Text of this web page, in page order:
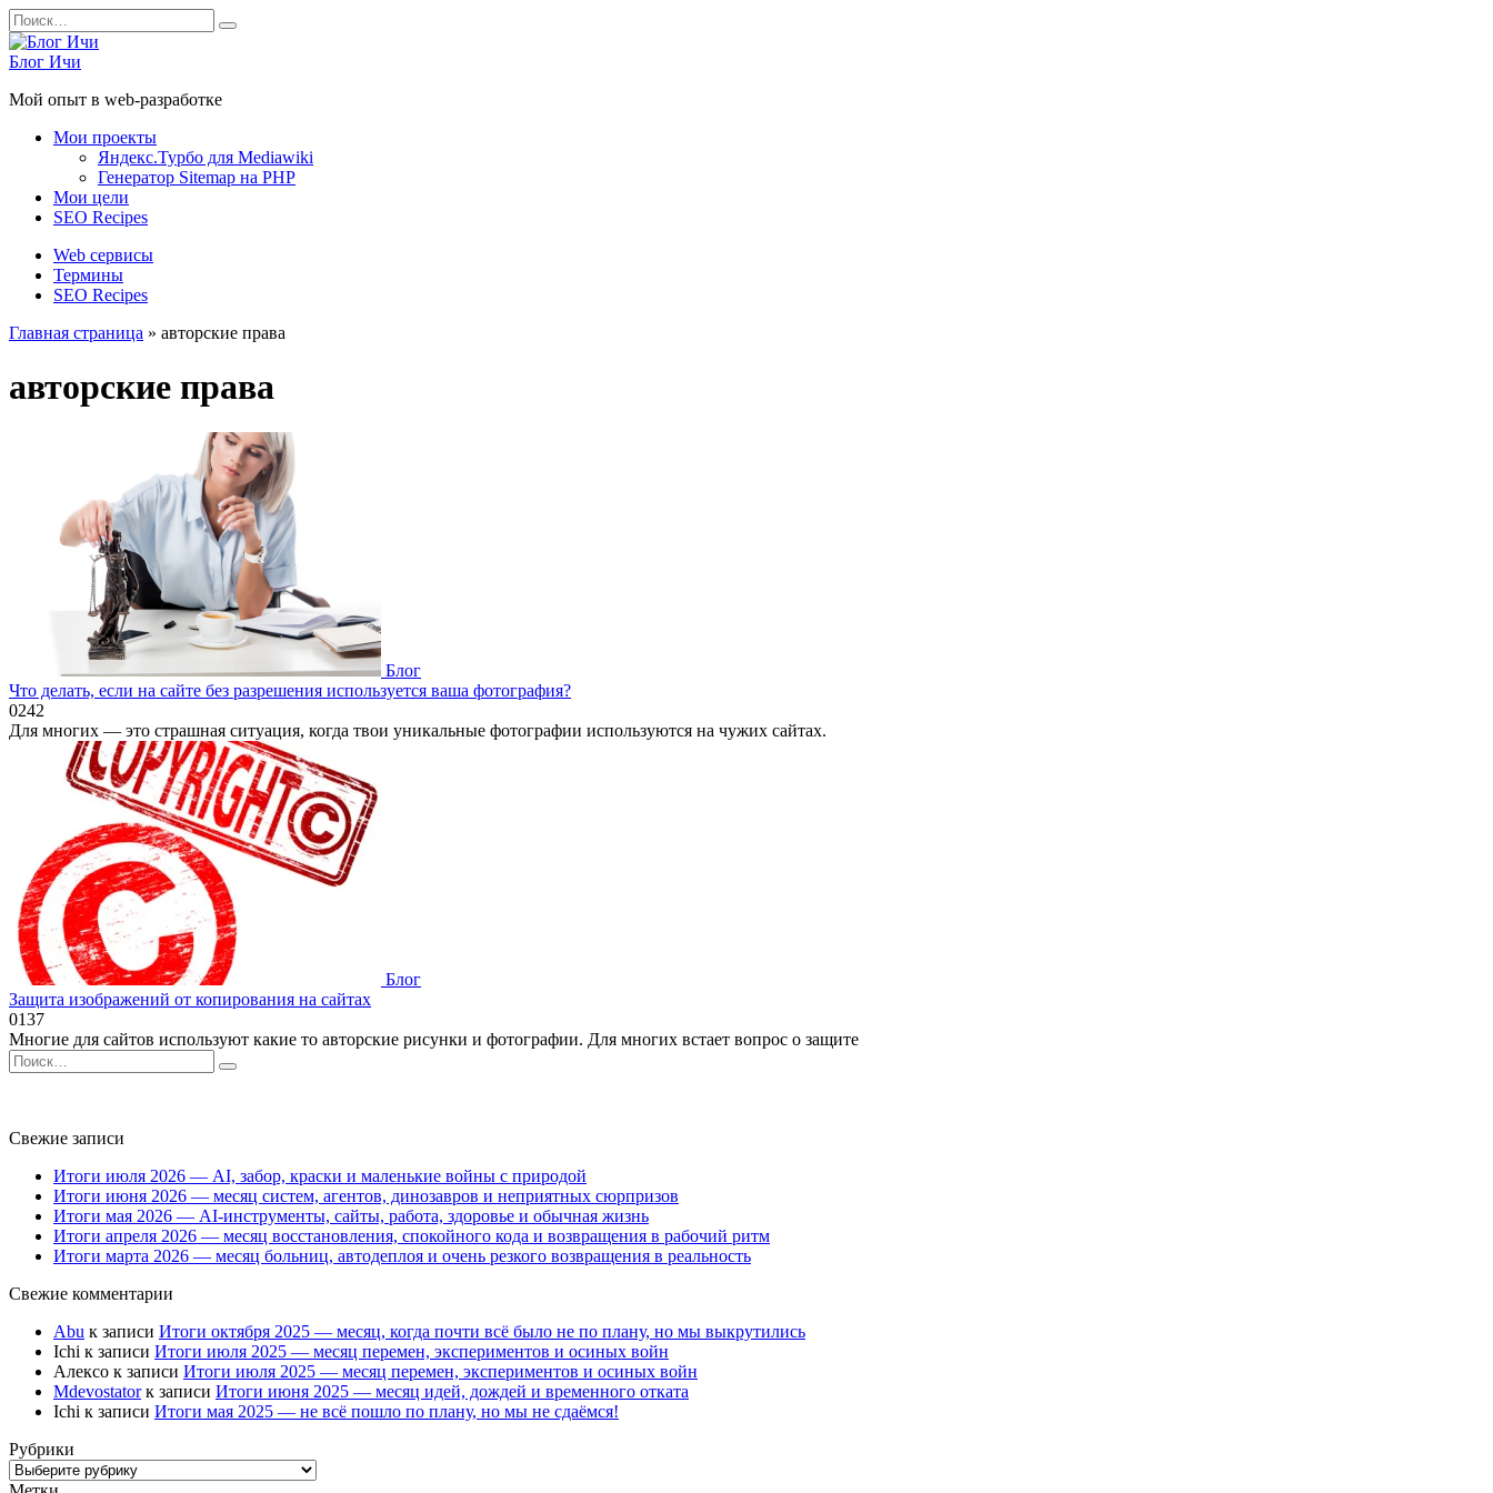
Перейти
к
содержанию
Search
for:
Блог Ичи
Мой опыт в web-разработке
Мои проекты
Яндекс.Турбо для Mediawiki
Генератор Sitemap на PHP
Мои цели
SEO Recipes
Web сервисы
Термины
SEO Recipes
Главная страница » авторские права
авторские права
Блог
Что делать, если на сайте без разрешения используется ваша фотография?
0242
Для многих — это страшная ситуация, когда твои уникальные фотографии используются на чужих сайтах.
Блог
Защита изображений от копирования на сайтах
0137
Многие для сайтов используют какие то авторские рисунки и фотографии. Для многих встает вопрос о защите
Search
for:
Свежие записи
Итоги июля 2026 — AI, забор, краски и маленькие войны с природой
Итоги июня 2026 — месяц систем, агентов, динозавров и неприятных сюрпризов
Итоги мая 2026 — AI-инструменты, сайты, работа, здоровье и обычная жизнь
Итоги апреля 2026 — месяц восстановления, спокойного кода и возвращения в рабочий ритм
Итоги марта 2026 — месяц больниц, автодеплоя и очень резкого возвращения в реальность
Свежие комментарии
Abu к записи Итоги октября 2025 — месяц, когда почти всё было не по плану, но мы выкрутились
Ichi к записи Итоги июля 2025 — месяц перемен, экспериментов и осиных войн
Алексо к записи Итоги июля 2025 — месяц перемен, экспериментов и осиных войн
Mdevostatorк записи Итоги июня 2025 — месяц идей, дождей и временного отката
Ichi к записи Итоги мая 2025 — не всё пошло по плану, но мы не сдаёмся!
Рубрики
Рубрики